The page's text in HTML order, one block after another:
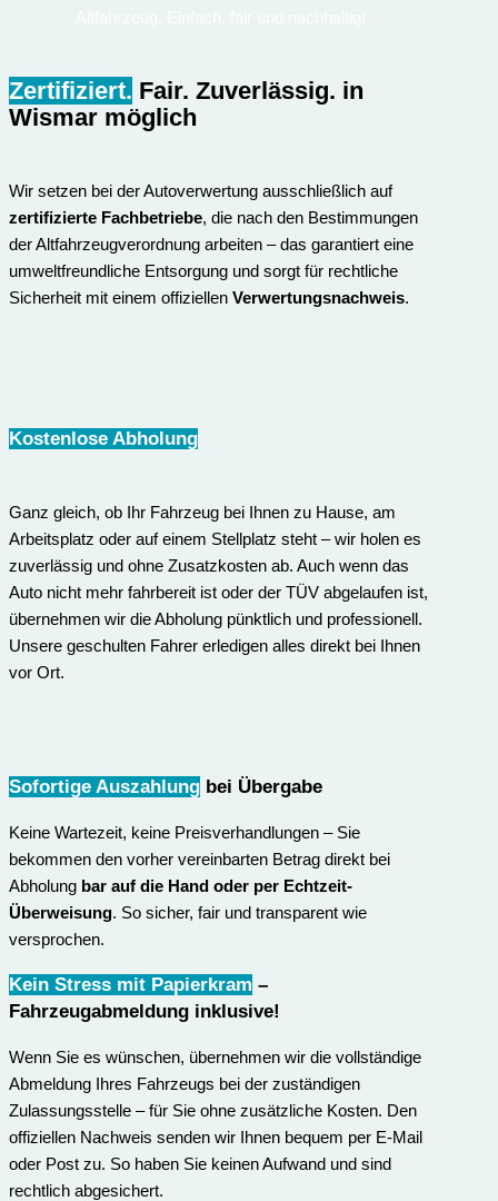
Zertifiziert. Fair. Zuverlässig. in
Wismar möglich
Wir setzen bei der Autoverwertung ausschließlich auf
zertifizierte Fachbetriebe, die nach den Bestimmungen
der Altfahrzeugverordnung arbeiten – das garantiert eine
umweltfreundliche Entsorgung und sorgt für rechtliche
Sicherheit mit einem offiziellen Verwertungsnachweis.
Kostenlose Abholung
Ganz gleich, ob Ihr Fahrzeug bei Ihnen zu Hause, am
Arbeitsplatz oder auf einem Stellplatz steht – wir holen es
zuverlässig und ohne Zusatzkosten ab. Auch wenn das
Auto nicht mehr fahrbereit ist oder der TÜV abgelaufen ist,
übernehmen wir die Abholung pünktlich und professionell.
Unsere geschulten Fahrer erledigen alles direkt bei Ihnen
vor Ort.
Sofortige Auszahlung bei Übergabe
Keine Wartezeit, keine Preisverhandlungen – Sie
bekommen den vorher vereinbarten Betrag direkt bei
Abholung bar auf die Hand oder per Echtzeit-
Überweisung. So sicher, fair und transparent wie
versprochen.
Kein Stress mit Papierkram –
Fahrzeugabmeldung inklusive!
Wenn Sie es wünschen, übernehmen wir die vollständige
Abmeldung Ihres Fahrzeugs bei der zuständigen
Zulassungsstelle – für Sie ohne zusätzliche Kosten. Den
offiziellen Nachweis senden wir Ihnen bequem per E-Mail
oder Post zu. So haben Sie keinen Aufwand und sind
rechtlich abgesichert.